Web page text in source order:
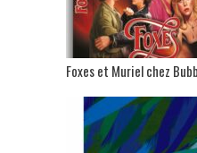
Foxes et Muriel chez